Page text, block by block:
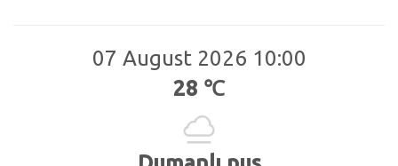
07 August 2026 10:00
28 ℃